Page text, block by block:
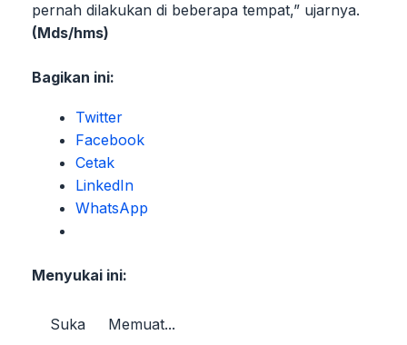
pernah dilakukan di beberapa tempat,” ujarnya.
(Mds/hms)
Bagikan ini:
Twitter
Facebook
Cetak
LinkedIn
WhatsApp
Menyukai ini:
Suka Memuat...